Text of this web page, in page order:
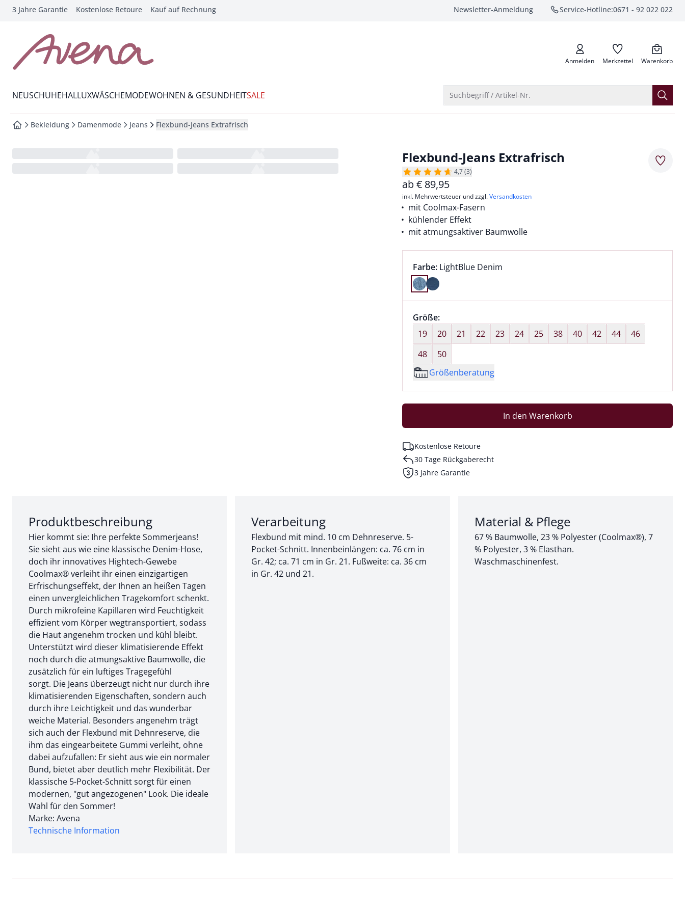
springen
springen
springen
springen
3 Jahre Garantie Kostenlose Retoure Kauf auf Rechnung Newsletter-Anmeldung Service-Hotline:0671 - 92 022 022
anrufen
zur Startseite Anmelden Merkzettel Warenkorb
Wechsel in das Menü mit Pfeil-Runter Taste
NEUSCHUHEHALLUXWÄSCHEMODEWOHNEN & GESUNDHEITSALE Suchbegriff / Artikel-Nr.
zur Startseite
Bekleidung Damenmode Jeans Flexbund-Jeans Extrafrisch
Flexbund-Jeans Extrafrisch
4,7 (3)
ab€ 89,95
inkl. Mehrwertsteuer und zzgl.Versandkosten
mit Coolmax-Fasern
kühlender Effekt
mit atmungsaktiver Baumwolle
Farbauswahl:
Farbe: aktuell ausgewählt:
LightBlue Denim
Farbe LightBlue Denim ausgewählt
Größenauswahl:
Größe:nichts ausgewählt
19
20 21 22 23 24 25 38 40 42 44
46
48
50
Größenberatung
In den Warenkorb
Kostenlose Retoure
30 Tage Rückgaberecht
3 Jahre Garantie
Abschnitt 1 von 3:
Produktbeschreibung
Hier kommt sie: Ihre perfekte Sommerjeans!
Sie sieht aus wie eine klassische Denim-Hose,
doch ihr innovatives Hightech-Gewebe
Coolmax® verleiht ihr einen einzigartigen
Erfrischungseffekt, der Ihnen an heißen Tagen
einen unvergleichlichen Tragekomfort schenkt.
Durch mikrofeine Kapillaren wird Feuchtigkeit
effizient vom Körper wegtransportiert, sodass
die Haut angenehm trocken und kühl bleibt.
Unterstützt wird dieser klimatisierende Effekt
noch durch die atmungsaktive Baumwolle, die
zusätzlich für ein luftiges Tragegefühl
sorgt. Die Jeans überzeugt nicht nur durch ihre
klimatisierenden Eigenschaften, sondern auch
durch ihre Leichtigkeit und das wunderbar
weiche Material. Besonders angenehm trägt
sich auch der Flexbund mit Dehnreserve, die
ihm das eingearbeitete Gummi verleiht, ohne
dabei aufzufallen: Er sieht aus wie ein normaler
Bund, bietet aber deutlich mehr Flexibilität. Der
klassische 5-Pocket-Schnitt sorgt für einen
modernen, "gut angezogenen" Look. Die ideale
Wahl für den Sommer!
Marke: Avena
Technische Information
Abschnitt 2 von 3:
Verarbeitung
Flexbund mit mind. 10 cm Dehnreserve. 5-
Pocket-Schnitt. Innenbeinlängen: ca. 76 cm in
Gr. 42; ca. 71 cm in Gr. 21. Fußweite: ca. 36 cm
in Gr. 42 und 21.
Abschnitt 3 von 3:
Material & Pflege
67 % Baumwolle, 23 % Polyester (Coolmax®), 7
% Polyester, 3 % Elasthan.
Waschmaschinenfest.